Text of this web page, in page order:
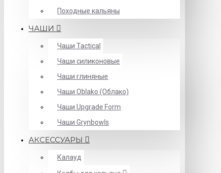
Походные кальяны
ЧАШИ
Чаши Tactical
Чаши силиконовые
Чаши глиняные
Чаши Oblako (Облако)
Чаши Upgrade Form
Чаши Grynbowls
АКСЕССУАРЫ
Калауд